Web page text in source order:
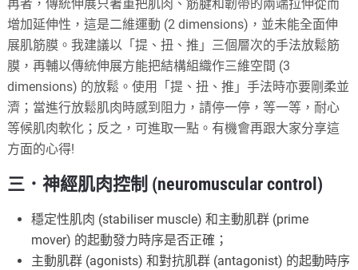
再者，傳統伸展只著重把肌肉、筋腱和韌帶的兩端拉伸從而
增加延伸性，這是二維運動 (2 dimensions)，並未能全面伸
展肌筋膜。我建議以「提、扭、推」三個層次的手法放鬆筋
膜，再輔以傳統伸展方能把結構組織作三維空間 (3
dimensions) 的放鬆。使用「提、扭、推」手法時亦要剛柔並
濟；當進行放鬆肌肉時感到阻力，請停一停，等一等，耐心
等候肌肉軟化；反之，可進取一點。有機會再跟大家分享這
方面的心得!
三．神經肌肉控制 (neuromuscular control)
穩定性肌肉 (stabiliser muscle) 和主動肌群 (prime
mover) 的起動發力時序是否正確；
主動肌群 (agonists) 和對抗肌群 (antagonist) 的起動時序